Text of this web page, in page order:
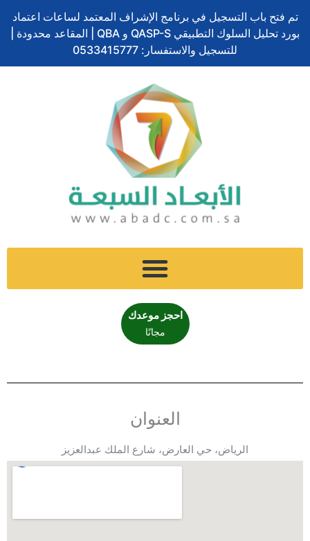
إلى
المحتوى
تم فتح باب التسجيل في برنامج الإشراف المعتمد لساعات اعتماد
بورد تحليل السلوك التطبيقي QASP-S و QBA | المقاعد محدودة |
للتسجيل والاستفسار: 0533415777
احجز موعدك
مجانًا
العنوان
الرياض، حي العارض، شارع الملك عبدالعزيز